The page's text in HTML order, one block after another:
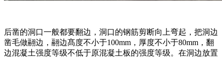
后凿的洞口一般都要翻边，洞口的钢筋剪断向上弯起，把洞边
凿毛做翮边，翮边髙度不小于100mm，厚度不小于80mm，翻
边混凝土强度等级不低于原混凝土板的强度等级。在洞边放置